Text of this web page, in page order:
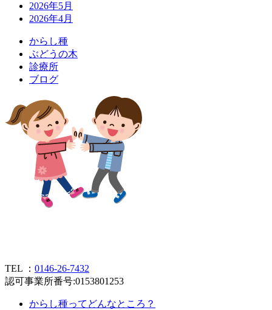
2026年5月
2026年4月
から し種
ぶどう の木
診療所
ブロ グ
TEL ： 0146-26-7432
認可事業所番号:0153801253
からし種ってどんなところ？